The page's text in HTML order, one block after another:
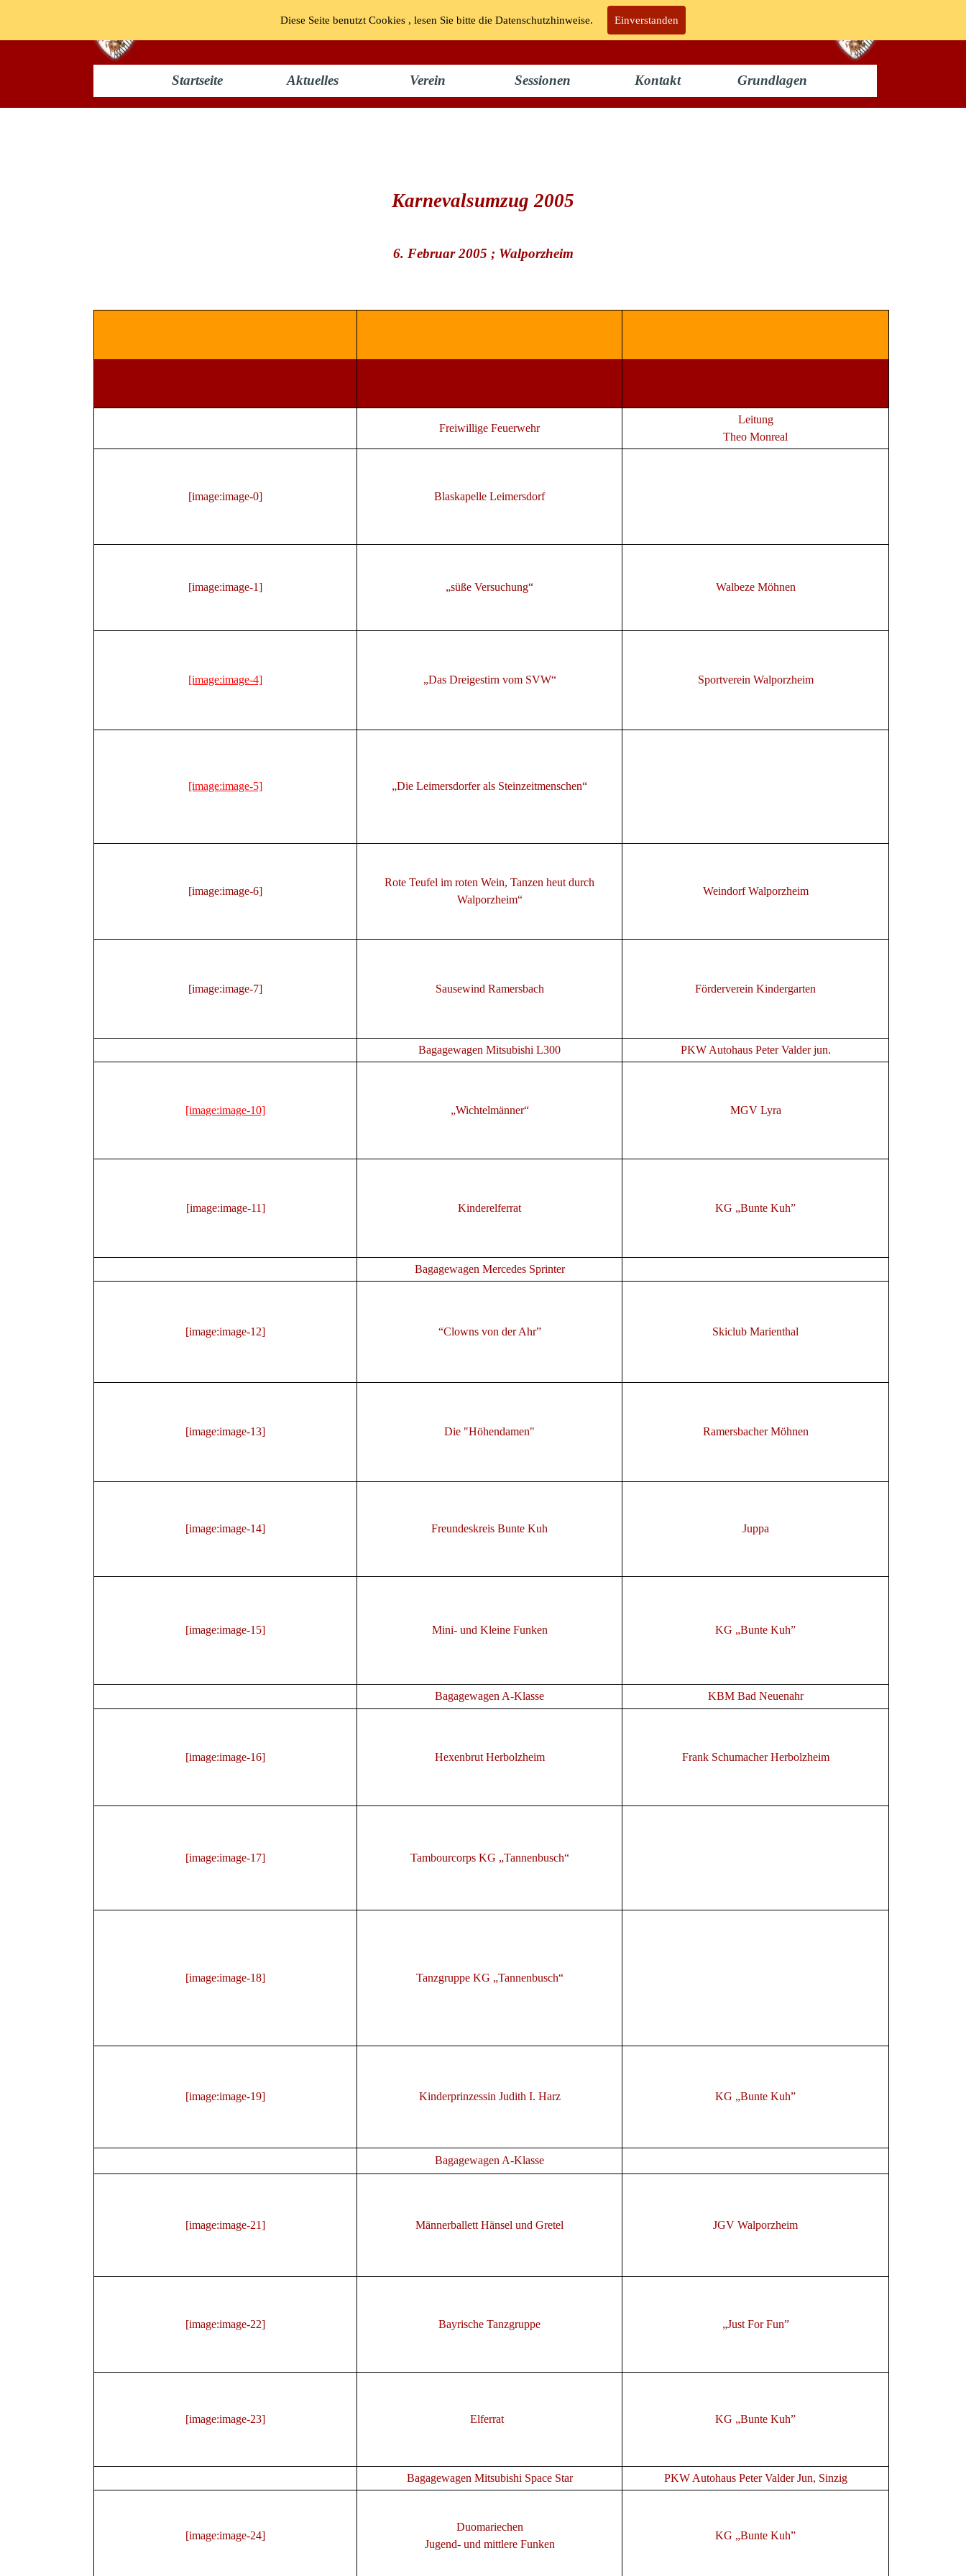
Diese Seite benutzt Cookies , lesen Sie bitte die Datenschutzhinweise. Einverstanden
Startseite Aktuelles Verein Sessionen Kontakt Grundlagen
KG "Bunte Kuh" Walporzheim e.V.
Karnevalsumzug 2005
6. Februar 2005 ; Walporzheim
Freiwillige Feuerwehr
Leitung
Theo Monreal
[image:image-0] Blaskapelle Leimersdorf
[image:image-1] „süße Versuchung“ Walbeze Möhnen
[image:image-4] „Das Dreigestirn vom SVW“ Sportverein Walporzheim
[image:image-5] „Die Leimersdorfer als Steinzeitmenschen“
[image:image-6]
Rote Teufel im roten Wein, Tanzen heut durch
Walporzheim“
Weindorf Walporzheim
[image:image-7] Sausewind Ramersbach Förderverein Kindergarten
Bagagewagen Mitsubishi L300 PKW Autohaus Peter Valder jun.
[image:image-10] „Wichtelmänner“ MGV Lyra
[image:image-11] Kinderelferrat KG „Bunte Kuh”
Bagagewagen Mercedes Sprinter
[image:image-12] “Clowns von der Ahr” Skiclub Marienthal
[image:image-13] Die "Höhendamen" Ramersbacher Möhnen
[image:image-14] Freundeskreis Bunte Kuh Juppa
[image:image-15] Mini- und Kleine Funken KG „Bunte Kuh”
Bagagewagen A-Klasse KBM Bad Neuenahr
[image:image-16] Hexenbrut Herbolzheim Frank Schumacher Herbolzheim
[image:image-17] Tambourcorps KG „Tannenbusch“
[image:image-18] Tanzgruppe KG „Tannenbusch“
[image:image-19] Kinderprinzessin Judith I. Harz KG „Bunte Kuh”
Bagagewagen A-Klasse
[image:image-21] Männerballett Hänsel und Gretel JGV Walporzheim
[image:image-22] Bayrische Tanzgruppe „Just For Fun”
[image:image-23] Elferrat KG „Bunte Kuh”
Bagagewagen Mitsubishi Space Star PKW Autohaus Peter Valder Jun, Sinzig
[image:image-24]
Duomariechen
Jugend- und mittlere Funken
KG „Bunte Kuh”